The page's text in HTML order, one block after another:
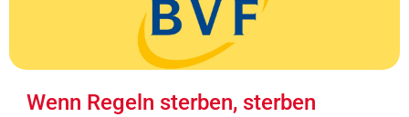
Wenn Regeln sterben, sterben